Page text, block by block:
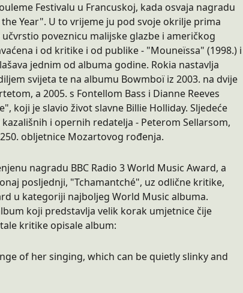
Festivalu u Francuskoj, kada osvaja nagradu
Year". U to vrijeme ju pod svoje okrilje prima
poveznicu malijske glazbe i američkog
i od kritike i od publike - "Mouneïssa" (1998.) i
jednim od albuma godine. Rokia nastavlja
svijeta te na albumu Bowmboï iz 2003. na dvije
a 2005. s Fontellom Bass i Dianne Reeves
koji je slavio život slavne Billie Holliday. Sljedeće
i opernih redatelja - Peterom Sellarsom,
obljetnice Mozartovog rođenja.
nagradu BBC Radio 3 World Music Award, a
posljednji, "Tchamantché", uz odlične kritike,
u kategoriji najboljeg World Music albuma.
koji predstavlja velik korak umjetnice čije
kritike opisale album:
of her singing, which can be quietly slinky and